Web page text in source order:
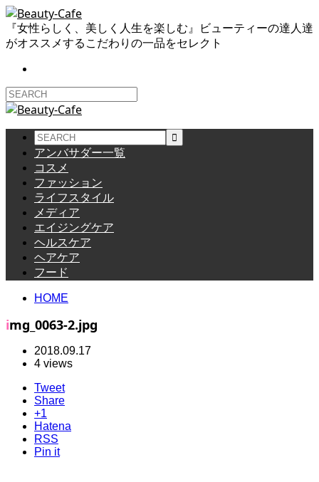
『女性らしく、美しく人生を楽しむ』ビューティーの達人達
がオススメするこだわりの一品をセレクト
アンバサダー一覧
コスメ
ファッション
ライフスタイル
メディア
エイジングケア
ヘルスケア
ヘアケア
フード
HOME
img_0063-2.jpg
2018.09.17
4 views
Tweet
Share
+1
Hatena
RSS
Pin it